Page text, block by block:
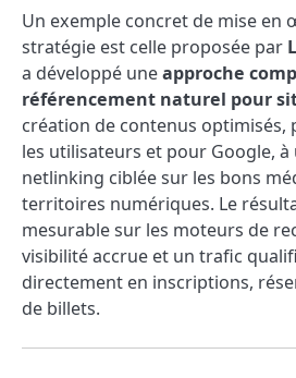
Un exemple concret de mise en
stratégie est celle proposée par
a développé uneapproche
référencement naturel pour
création de contenus optimisés,
les utilisateurs et pour Google,
netlinking ciblée sur les bons
territoires numériques. Le
mesurable sur les moteurs de
visibilité accrue et un trafic
directement en inscriptions,
de billets.